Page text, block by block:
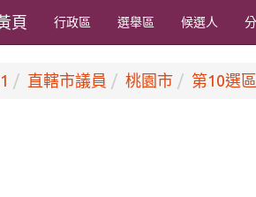
頁 行政區 選舉區 候選人
直轄市議員 桃園市 第10選